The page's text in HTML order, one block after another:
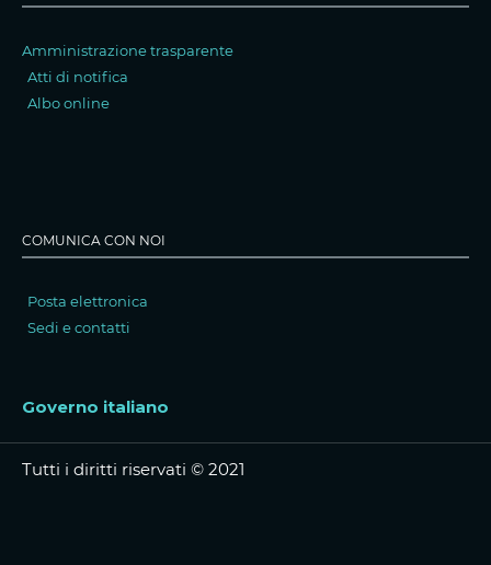
Amministrazione trasparente
Atti di notifica
Albo online
COMUNICA CON NOI
Posta elettronica
Sedi e contatti
Governo italiano
Tutti i diritti riservati © 2021